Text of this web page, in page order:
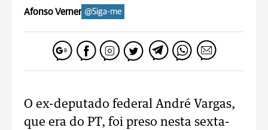
Afonso Verner @Siga-me
O ex-deputado federal André Vargas,
que era do PT, foi preso nesta sexta-